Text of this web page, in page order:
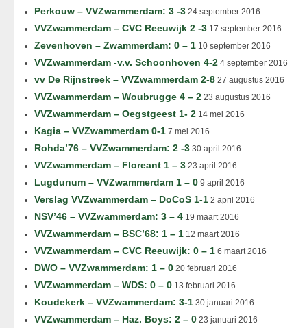
Perkouw – VVZwammerdam: 3 -3 24 september 2016
VVZwammerdam – CVC Reeuwijk 2 -3 17 september 2016
Zevenhoven – Zwammerdam: 0 – 1 10 september 2016
VVZwammerdam -v.v. Schoonhoven 4-2 4 september 2016
vv De Rijnstreek – VVZwammerdam 2-8 27 augustus 2016
VVZwammerdam – Woubrugge 4 – 2 23 augustus 2016
VVZwammerdam – Oegstgeest 1- 2 14 mei 2016
Kagia – VVZwammerdam 0-1 7 mei 2016
Rohda’76 – VVZwammerdam: 2 -3 30 april 2016
VVZwammerdam – Floreant 1 – 3 23 april 2016
Lugdunum – VVZwammerdam 1 – 0 9 april 2016
Verslag VVZwammerdam – DoCoS 1-1 2 april 2016
NSV’46 – VVZwammerdam: 3 – 4 19 maart 2016
VVZwammerdam – BSC’68: 1 – 1 12 maart 2016
VVZwammerdam – CVC Reeuwijk: 0 – 1 6 maart 2016
DWO – VVZwammerdam: 1 – 0 20 februari 2016
VVZwammerdam – WDS: 0 – 0 13 februari 2016
Koudekerk – VVZwammerdam: 3-1 30 januari 2016
VVZwammerdam – Haz. Boys: 2 – 0 23 januari 2016